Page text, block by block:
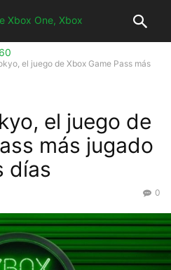
el juego de Xbox Game Pass más
el juego de
más jugado
días
0